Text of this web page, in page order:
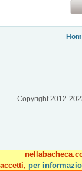
accetti, per
Copyright 2012-